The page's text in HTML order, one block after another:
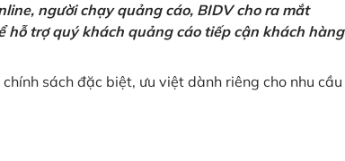
người chạy quảng cáo, BIDV cho ra mắt
trợ quý khách quảng cáo tiếp cận khách hàng
sách đặc biệt, ưu việt dành riêng cho nhu cầu